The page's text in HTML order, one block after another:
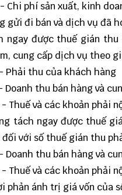
- Chi phí sản xuất, kinh
gửi đi bán và dịch vụ đã
ngay được thuế gián
cung cấp dịch vụ theo
- Phải thu của khách hàng
- Doanh thu bán hàng và
- Thuế và các khoản phải
tách ngay được thuế
với số thuế gián thu
- Doanh thu bán hàng và
- Thuế và các khoản phải
phản ánh trị giá vốn của